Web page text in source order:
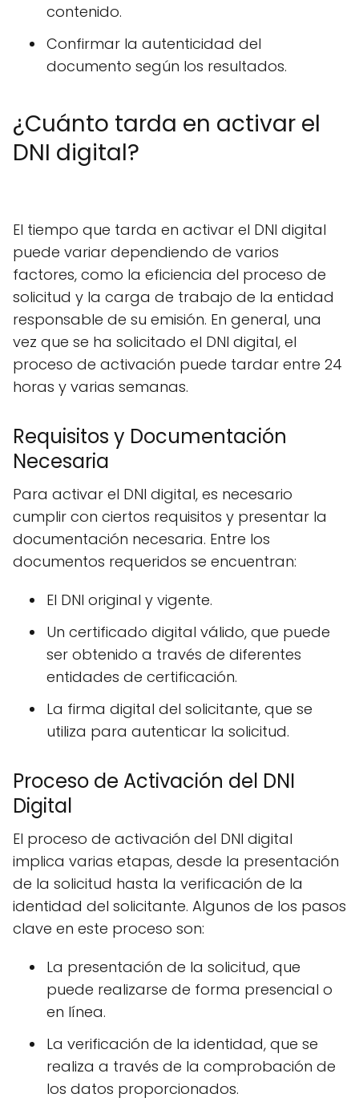
contenido.
Confirmar la autenticidad del
documento según los resultados.
¿Cuánto tarda en activar el
DNI digital?
El tiempo que tarda en activar el DNI digital
puede variar dependiendo de varios
factores, como la eficiencia del proceso de
solicitud y la carga de trabajo de la entidad
responsable de su emisión. En general, una
vez que se ha solicitado el DNI digital, el
proceso de activación puede tardar entre 24
horas y varias semanas.
Requisitos y Documentación
Necesaria
Para activar el DNI digital, es necesario
cumplir con ciertos requisitos y presentar la
documentación necesaria. Entre los
documentos requeridos se encuentran:
El DNI original y vigente.
Un certificado digital válido, que puede
ser obtenido a través de diferentes
entidades de certificación.
La firma digital del solicitante, que se
utiliza para autenticar la solicitud.
Proceso de Activación del DNI
Digital
El proceso de activación del DNI digital
implica varias etapas, desde la presentación
de la solicitud hasta la verificación de la
identidad del solicitante. Algunos de los pasos
clave en este proceso son:
La presentación de la solicitud, que
puede realizarse de forma presencial o
en línea.
La verificación de la identidad, que se
realiza a través de la comprobación de
los datos proporcionados.